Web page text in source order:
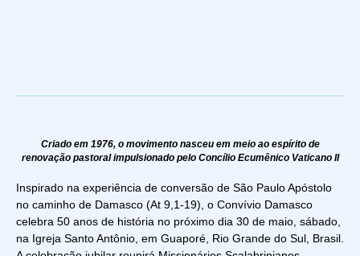
Criado em 1976, o movimento nasceu em meio ao espírito de
renovação pastoral impulsionado pelo Concílio Ecumênico Vaticano II
Inspirado na experiência de conversão de São Paulo Apóstolo
no caminho de Damasco (At 9,1-19), o Convívio Damasco
celebra 50 anos de história no próximo dia 30 de maio, sábado,
na Igreja Santo Antônio, em Guaporé, Rio Grande do Sul, Brasil.